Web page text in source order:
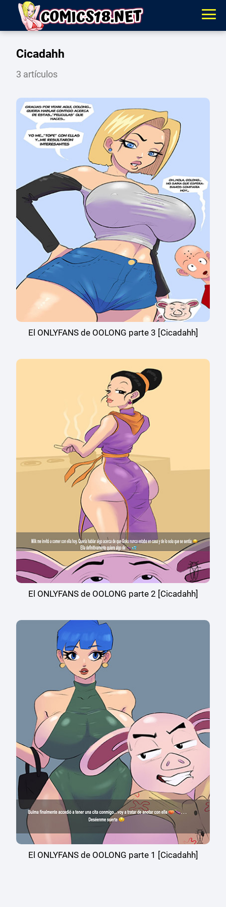
Cicadahh
3 artículos
El ONLYFANS de OOLONG parte 3 [Cicadahh]
El ONLYFANS de OOLONG parte 2 [Cicadahh]
El ONLYFANS de OOLONG parte 1 [Cicadahh]